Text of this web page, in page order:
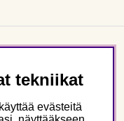
tekniikat
evästeitä